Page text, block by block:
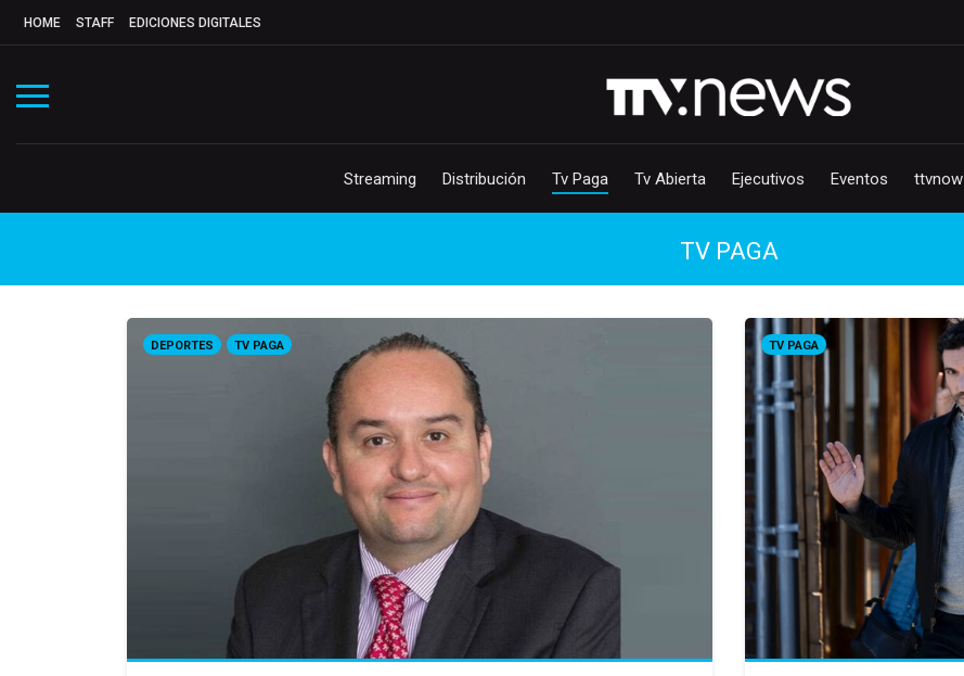
HOME STAFF EDICIONES DIGITALES
Streaming Distribución Tv Paga Tv Abierta Ejecutivos Eventos ttvnow
TV PAGA
DEPORTES TV PAGA TV PAGA